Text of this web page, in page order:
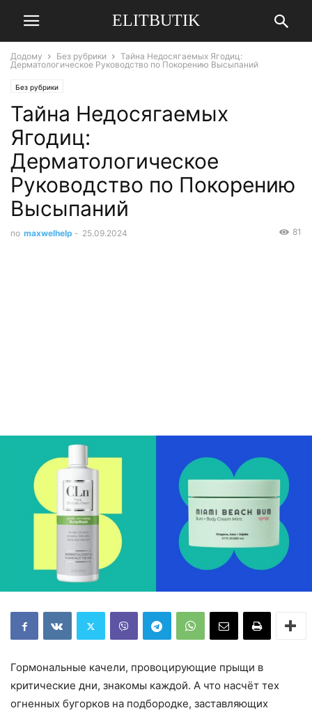
ELITBUTIK
Додому Без рубрики
Тайна Недосягаемых Ягодиц:
Дерматологическое Руководство по Покорению Высыпаний
Без рубрики
Тайна Недосягаемых
Ягодиц:
Дерматологическое
Руководство по Покорению
Высыпаний
по maxwelhelp - 25.09.2024 81
Гормональные качели, провоцирующие прыщи в
критические дни, знакомы каждой. А что насчёт тех
огненных бугорков на подбородке, заставляющих